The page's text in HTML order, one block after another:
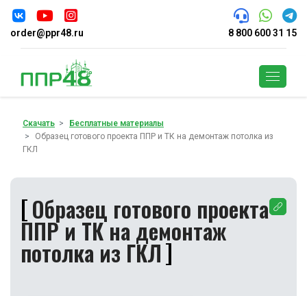
order@ppr48.ru 8 800 600 31 15
Скачать
Бесплатные материалы
Образец готового проекта ППР и ТК на демонтаж потолка из
ГКЛ
Образец готового проекта
ППР и ТК на демонтаж
потолка из ГКЛ